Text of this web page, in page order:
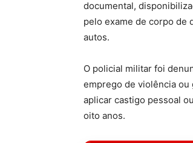
documental,
pelo exame de corpo de
autos.
O policial militar foi
emprego de violência ou
aplicar castigo pessoal
oito anos.